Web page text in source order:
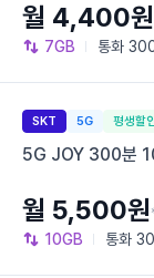
7GB 통화
월 4,400원
SKT 5G 평생할
5G JOY 300분
10GB 통화
월 5,500원